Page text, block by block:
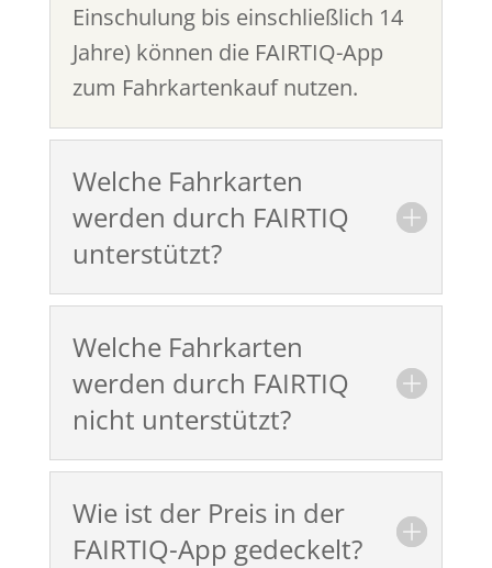
Einschulung bis einschließlich 14
Jahre) können die FAIRTIQ-App
zum Fahrkartenkauf nutzen.
Welche Fahrkarten
werden durch FAIRTIQ
unterstützt?
Welche Fahrkarten
werden durch FAIRTIQ
nicht unterstützt?
Wie ist der Preis in der
FAIRTIQ-App gedeckelt?